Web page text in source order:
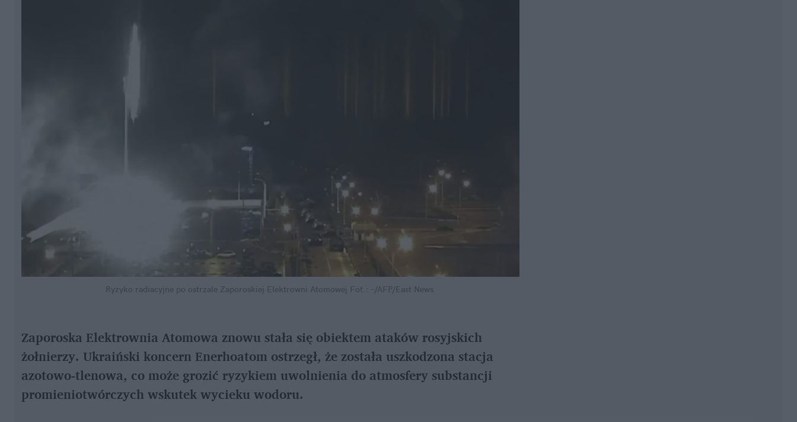
Ryzyko radiacyjne po ostrzale Zaporoskiej Elektrowni Atomowej Fot.: -/AFP/East News
Zaporoska Elektrownia Atomowa znowu stała się obiektem ataków rosyjskich
żołnierzy. Ukraiński koncern Enerhoatom ostrzegł, że została uszkodzona stacja
azotowo-tlenowa, co może grozić ryzykiem uwolnienia do atmosfery substancji
promieniotwórczych wskutek wycieku wodoru.